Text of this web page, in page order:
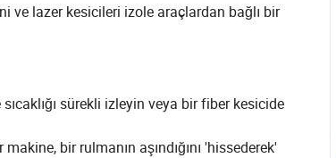
ve lazer kesicileri izole araçlardan bağlı bir
sürekli izleyin veya bir fiber kesicide
bir rulmanın aşındığını 'hissederek'